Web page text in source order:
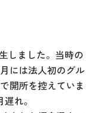
しました。当時の
には法人初のグル
開所を控えていま
れ。